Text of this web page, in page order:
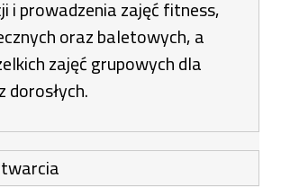
i prowadzenia zajęć fitness,
oraz baletowych, a
zajęć grupowych dla
dorosłych.